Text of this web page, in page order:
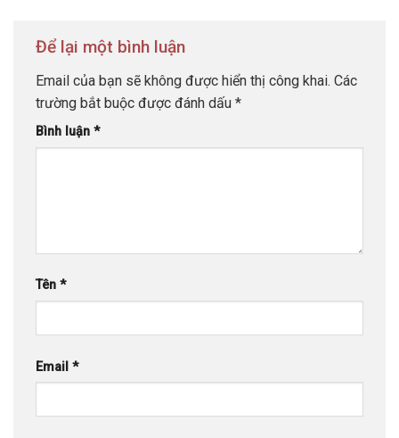
Để lại một bình luận
Email của bạn sẽ không được hiển thị công khai. Các
trường bắt buộc được đánh dấu *
Bình luận *
Tên *
Email *